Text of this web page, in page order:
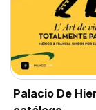
Palacio De